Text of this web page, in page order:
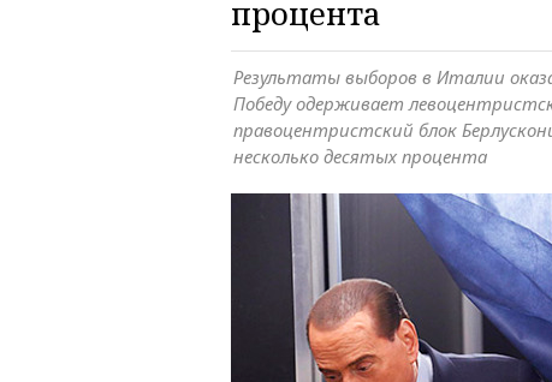
процента
Результаты выборов в Италии
Победу одерживает
правоцентристский блок
несколько десятых процента